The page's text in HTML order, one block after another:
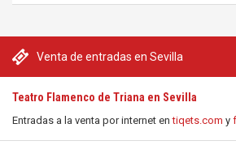
Venta de entradas en Sevilla
Teatro Flamenco de Triana en Sevilla
Entradas a la venta por internet entiqets.com y